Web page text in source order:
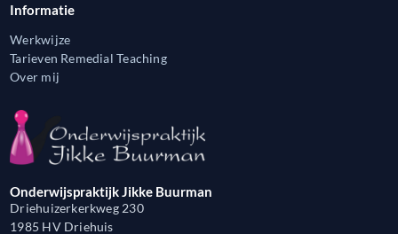
Informatie
Werkwijze
Tarieven Remedial Teaching
Over mij
Onderwijspraktijk Jikke Buurman
Driehuizerkerkweg 230
1985 HV Driehuis